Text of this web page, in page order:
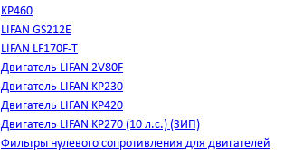
KP460
LIFAN GS212E
LIFAN LF170F-T
Двигатель LIFAN 2V80F
Двигатель LIFAN KP230
Двигатель LIFAN KP420
Двигатель LIFAN KP270 (10 л.с.) (ЗИП)
Фильтры нулевого сопротивления для двигателей